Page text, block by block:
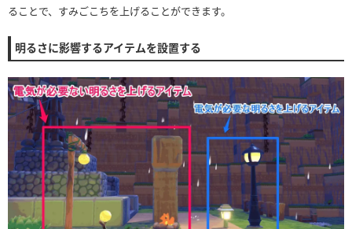
ることで、すみごこちを上げることができます。
明るさに影響するアイテムを設置する